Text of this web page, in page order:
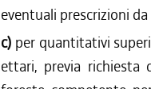
eventuali prescrizioni
c) per quantitativi
ettari, previa richiesta